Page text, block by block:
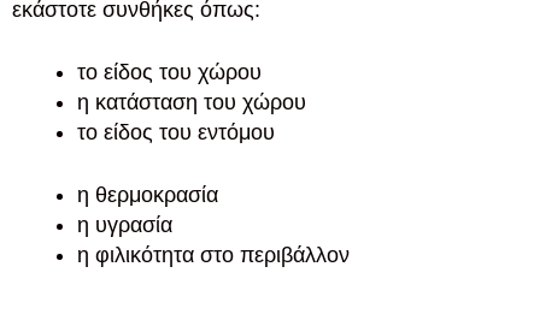
εκάστοτε συνθήκες όπως:
το είδος του χώρου
η κατάσταση του χώρου
το είδος του εντόμου
η θερμοκρασία
η υγρασία
η φιλικότητα στο περιβάλλον